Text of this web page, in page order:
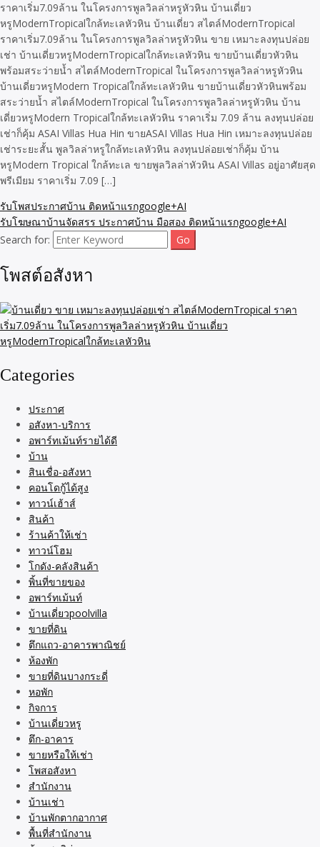
ราคาเริ่ม7.09ล้าน ในโครงการพูลวิลล่าหรูหัวหิน บ้านเดี่ยว
หรูModernTropicalใกล้ทะเลหัวหิน บ้านเดี่ยว สไตล์ModernTropical
ราคาเริ่ม7.09ล้าน ในโครงการพูลวิลล่าหรูหัวหิน ขาย เหมาะลงทุนปล่อย
เช่า บ้านเดี่ยวหรูModernTropicalใกล้ทะเลหัวหิน ขายบ้านเดี่ยวหัวหิน
พร้อมสระว่ายน้ำ สไตล์ModernTropical ในโครงการพูลวิลล่าหรูหัวหิน
บ้านเดี่ยวหรูModern Tropicalใกล้ทะเลหัวหิน ขายบ้านเดี่ยวหัวหินพร้อม
สระว่ายน้ำ สไตล์ModernTropical ในโครงการพูลวิลล่าหรูหัวหิน บ้าน
เดี่ยวหรูModern Tropicalใกล้ทะเลหัวหิน ราคาเริ่ม 7.09 ล้าน ลงทุนปล่อย
เช่าก็คุ้ม ASAI Villas Hua Hin ขายASAI Villas Hua Hin เหมาะลงทุนปล่อย
เช่าระยะสั้น พูลวิลล่าหรูใกล้ทะเลหัวหิน ลงทุนปล่อยเช่าก็คุ้ม บ้าน
หรูModern Tropical ใกล้ทะเล ขายพูลวิลล่าหัวหิน ASAI Villas อยู่อาศัยสุด
พรีเมียม ราคาเริ่ม 7.09 […]
รับโพสประกาศบ้าน ติดหน้าแรกgoogle+AI
รับโฆษณาบ้านจัดสรร ประกาศบ้าน มือสอง ติดหน้าแรกgoogle+AI
Search for:
โพสต์อสังหา
Categories
ประกาศ
อสังหา-บริการ
อพาร์ทเม้นท์รายได้ดี
บ้าน
สินเชื่อ-อสังหา
คอนโดกู้ได้สูง
ทาวน์เฮ้าส์
สินค้า
ร้านค้าให้เช่า
ทาวน์โฮม
โกดัง-คลังสินค้า
พิ้นที่ขายของ
อพาร์ทเม้นท์
บ้านเดี่ยวpoolvilla
ขายที่ดิน
ตึกแถว-อาคารพาณิชย์
ห้องพัก
ขายที่ดินบางกระดี่
หอพัก
กิจการ
บ้านเดี่ยวหรู
ตึก-อาคาร
ขายหรือให้เช่า
โพสอสังหา
สำนักงาน
บ้านเช่า
บ้านพักตากอากาศ
พื้นที่สำนักงาน